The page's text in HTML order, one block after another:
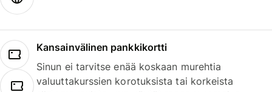
Kansainvälinen pankkikortti
Sinun ei tarvitse enää koskaan murehtia
valuuttakurssien korotuksista tai korkeista